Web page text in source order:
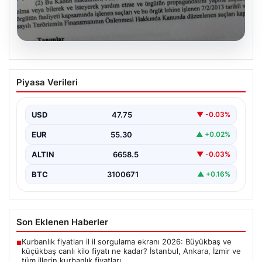
Terörle Mücadelede Çerçeve Yasa
Onayı ve Detayları
başlatacak önemli adımlardan biri, hazırlanan ve TBMM
Adalet…
Piyasa Verileri
USD 47.75 ▼ -0.03%
EUR 55.30 ▲ +0.02%
ALTIN 6658.5 ▼ -0.03%
BTC 3100671 ▲ +0.16%
Son Eklenen Haberler
■Kurbanlık fiyatları il il sorgulama ekranı 2026: Büyükbaş ve
küçükbaş canlı kilo fiyatı ne kadar? İstanbul, Ankara, İzmir ve
tüm illerin kurbanlık fiyatları